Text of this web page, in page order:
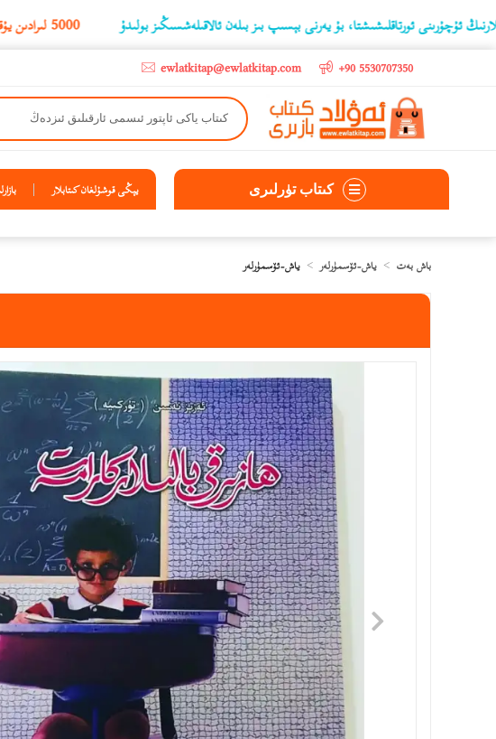
‫5000 لىرادىن يۇقىرى كىتاب سېتىۋالغۇچىلارغا تۈركىيە ئىچىگە ھەقسىز ئەۋەتىپ ېېرىلىدۇ ئورتاقلىشىشتا، بۇ يەرنى بېسىپ بىز بىلەن ئالاقىلەشسىڭىز بولىدۇ
+90 5530707350
ewlatkitap@ewlatkitap.com
كىتاب تۈرلىرى يېڭى قوشۇلغان كىتابلار
باش بەت ياش-ئۆسمۈرلەر ياش-ئۆسمۈرلەر